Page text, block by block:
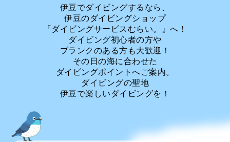
伊豆でダイビングするなら、
伊豆のダイビングショップ
『ダイビングサービスむらい。』へ！
ダイビング初心者の方や
ブランクのある方も大歓迎！
その日の海に合わせた
ダイビングポイントへご案内。
ダイビングの聖地
伊豆で楽しいダイビングを！